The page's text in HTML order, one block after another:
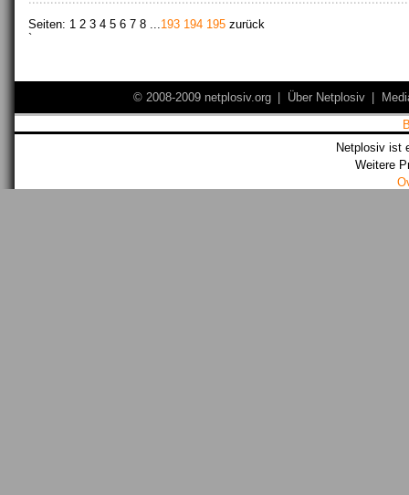
Seiten: 1 2 3 4 5 6 7 8 ...193 194 195 zurück
`
© 2008-2009 netplosiv.org Über Netplosiv
Netplosiv ist
Weitere